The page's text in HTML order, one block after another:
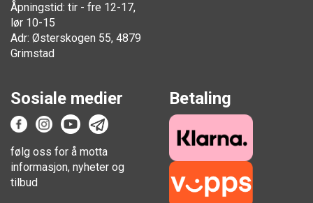
Åpningstid: tir - fre 12-17,
lør 10-15
Adr: Østerskogen 55, 4879
Grimstad
Sosiale medier
følg oss for å motta
informasjon, nyheter og
tilbud
Betaling